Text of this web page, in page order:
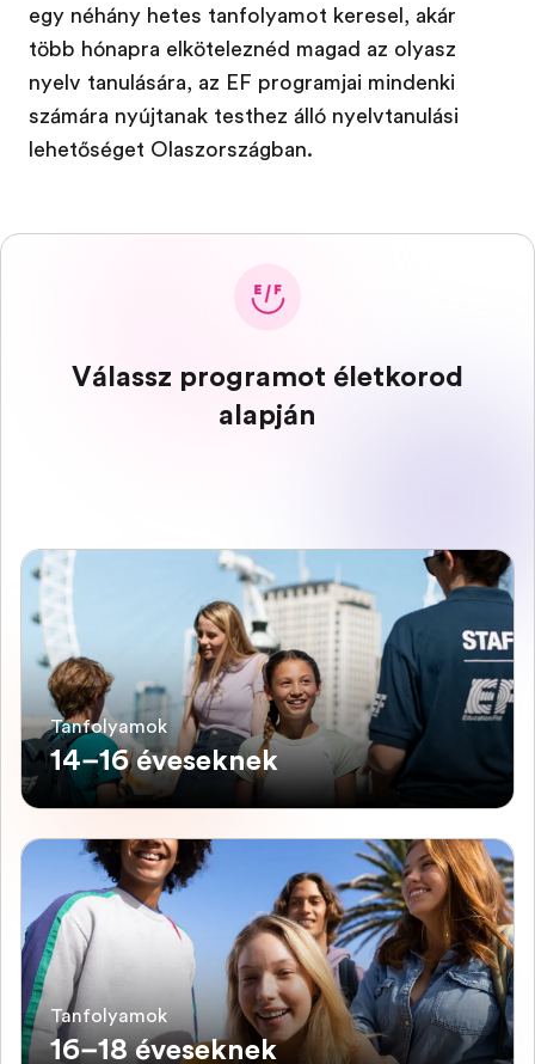
egy néhány hetes tanfolyamot keresel, akár
több hónapra elköteleznéd magad az olyasz
nyelv tanulására, az EF programjai mindenki
számára nyújtanak testhez álló nyelvtanulási
lehetőséget Olaszországban.
Válassz programot életkorod
alapján
Tanfolyamok
14–16 éveseknek
Tanfolyamok
16–18 éveseknek